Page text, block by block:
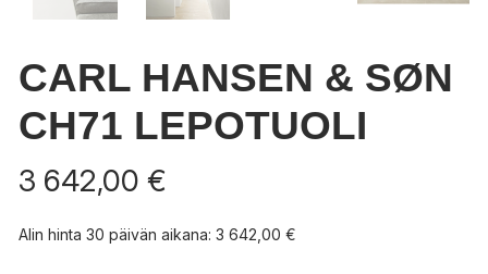
CARL HANSEN & SØN
CH71 LEPOTUOLI
3 642,00 €
Alin hinta 30 päivän aikana: 3 642,00 €